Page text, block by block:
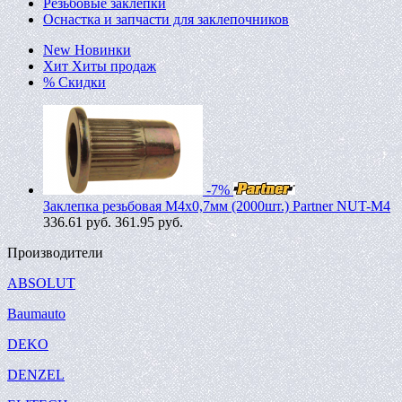
Оснастка и запчасти для заклепочников
New Новинки
Хит Хиты продаж
% Скидки
-7%
Заклепка резьбовая M4х0,7мм (2000шт.) Partner NUT-M4
336.61руб. 361.95 руб.
Производители
ABSOLUT
Baumauto
DEKO
DENZEL